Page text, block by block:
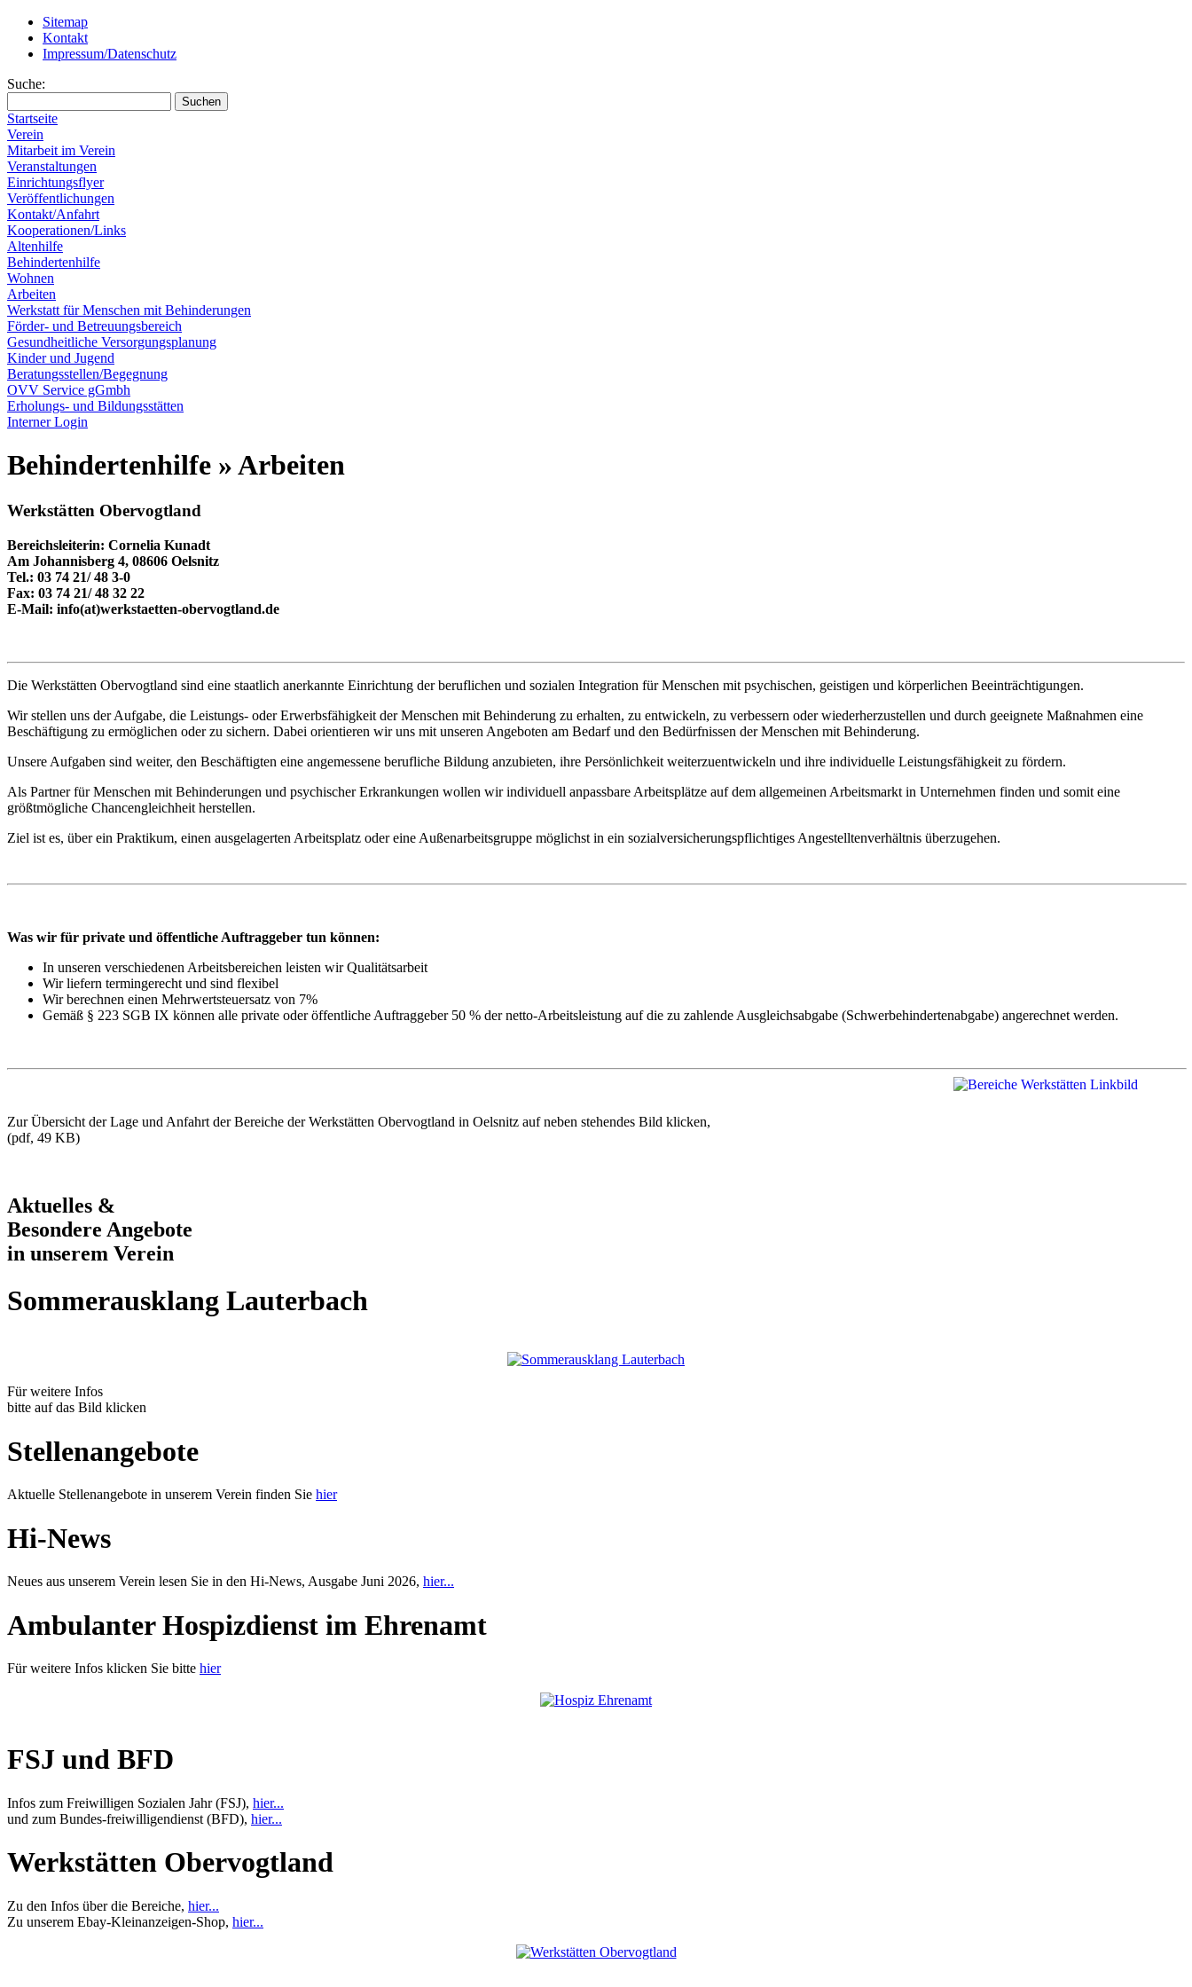
Sitemap
Kontakt
Impressum/Datenschutz
Suche:
Startseite
Verein
Mitarbeit im Verein
Veranstaltungen
Einrichtungsflyer
Veröffentlichungen
Kontakt/Anfahrt
Kooperationen/Links
Altenhilfe
Behindertenhilfe
Wohnen
Arbeiten
Werkstatt für Menschen mit Behinderungen
Förder- und Betreuungsbereich
Gesundheitliche Versorgungsplanung
Kinder und Jugend
Beratungsstellen/Begegnung
OVV Service gGmbh
Erholungs- und Bildungsstätten
Interner Login
Behindertenhilfe » Arbeiten
Werkstätten Obervogtland
Bereichsleiterin: Cornelia Kunadt
Am Johannisberg 4, 08606 Oelsnitz
Tel.: 03 74 21/ 48 3-0
Fax: 03 74 21/ 48 32 22
E-Mail: info(at)werkstaetten-obervogtland.de
Die Werkstätten Obervogtland sind eine staatlich anerkannte Einrichtung der beruflichen und sozialen Integration für Menschen mit psychischen, geistigen und körperlichen Beeinträchtigungen.
Wir stellen uns der Aufgabe, die Leistungs- oder Erwerbsfähigkeit der Menschen mit Behinderung zu erhalten, zu entwickeln, zu verbessern oder wiederherzustellen und durch geeignete Maßnahmen eine
Beschäftigung zu ermöglichen oder zu sichern. Dabei orientieren wir uns mit unseren Angeboten am Bedarf und den Bedürfnissen der Menschen mit Behinderung.
Unsere Aufgaben sind weiter, den Beschäftigten eine angemessene berufliche Bildung anzubieten, ihre Persönlichkeit weiterzuentwickeln und ihre individuelle Leistungsfähigkeit zu fördern.
Als Partner für Menschen mit Behinderungen und psychischer Erkrankungen wollen wir individuell anpassbare Arbeitsplätze auf dem allgemeinen Arbeitsmarkt in Unternehmen finden und somit eine
größtmögliche Chancengleichheit herstellen.
Ziel ist es, über ein Praktikum, einen ausgelagerten Arbeitsplatz oder eine Außenarbeitsgruppe möglichst in ein sozialversicherungspflichtiges Angestelltenverhältnis überzugehen.
Was wir für private und öffentliche Auftraggeber tun können:
In unseren verschiedenen Arbeitsbereichen leisten wir Qualitätsarbeit
Wir liefern termingerecht und sind flexibel
Wir berechnen einen Mehrwertsteuersatz von 7%
Gemäß § 223 SGB IX können alle private oder öffentliche Auftraggeber 50 % der netto-Arbeitsleistung auf die zu zahlende Ausgleichsabgabe (Schwerbehindertenabgabe) angerechnet werden.
Zur Übersicht der Lage und Anfahrt der Bereiche der Werkstätten Obervogtland in Oelsnitz auf neben stehendes Bild klicken,
(pdf, 49 KB)
Aktuelles &
Besondere Angebote
in unserem Verein
Sommerausklang Lauterbach
Für weitere Infos
bitte auf das Bild klicken
Stellenangebote
Aktuelle Stellenangebote in unserem Verein finden Sie hier
Hi-News
Neues aus unserem Verein lesen Sie in den Hi-News, Ausgabe Juni 2026, hier...
Ambulanter Hospizdienst im Ehrenamt
Für weitere Infos klicken Sie bitte hier
FSJ und BFD
Infos zum Freiwilligen Sozialen Jahr (FSJ), hier...
und zum Bundes-freiwilligendienst (BFD), hier...
Werkstätten Obervogtland
Zu den Infos über die Bereiche, hier...
Zu unserem Ebay-Kleinanzeigen-Shop, hier...